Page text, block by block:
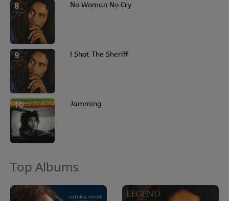
8 No Woman No Cry
9 I Shot The Sheriff
10 Jamming
Top Albums